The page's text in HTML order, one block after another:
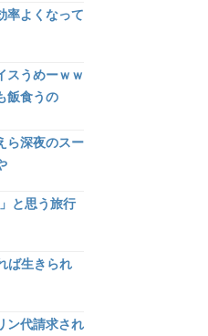
率よくなって
スうめーｗｗ
飯食うの
ら深夜のスー
と思う旅行
ば生きられ
ン代請求され